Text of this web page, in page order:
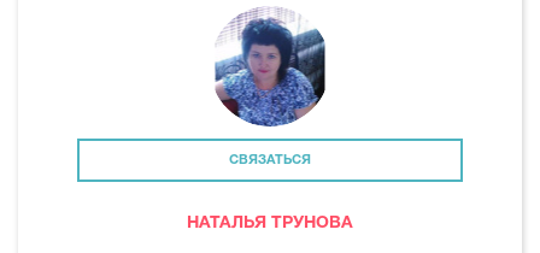
СВЯЗАТЬСЯ
НАТАЛЬЯ ТРУНОВА